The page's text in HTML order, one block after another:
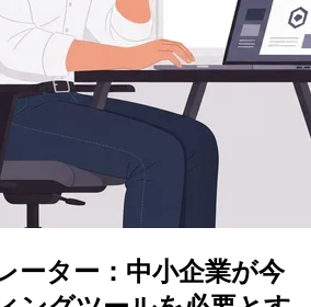
ーター：中小企業が今